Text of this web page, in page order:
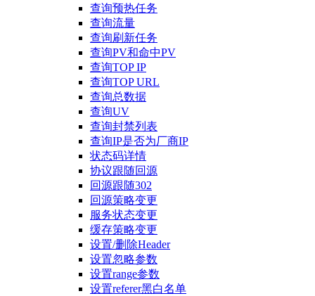
查询预热任务
查询流量
查询刷新任务
查询PV和命中PV
查询TOP IP
查询TOP URL
查询总数据
查询UV
查询封禁列表
查询IP是否为厂商IP
状态码详情
协议跟随回源
回源跟随302
回源策略变更
服务状态变更
缓存策略变更
设置/删除Header
设置忽略参数
设置range参数
设置referer黑白名单